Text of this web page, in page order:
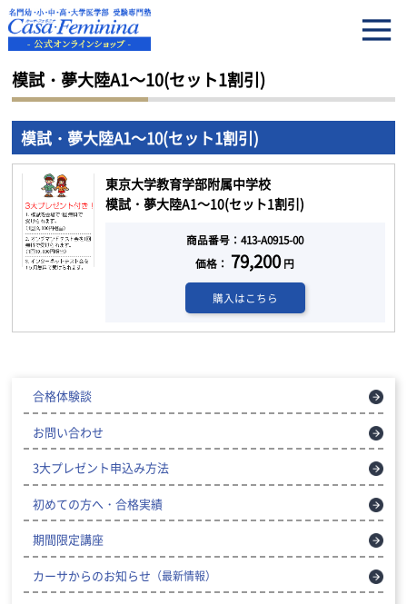
HOME 模試・夢大陸A1～10(セット1割引)
模試・夢大陸A1～10(セット1割引)
模試・夢大陸A1～10(セット1割引)
東京大学教育学部附属中学校
模試・夢大陸A1～10(セット1割引)
商品番号：413-A0915-00
価格： 79,200円
購入はこちら
合格体験談
お問い合わせ
3大プレゼント申込み方法
初めての方へ・合格実績
期間限定講座
カーサからのお知らせ （最新情報）